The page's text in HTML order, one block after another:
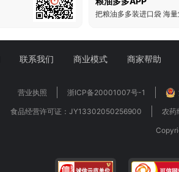
联系我们 商业模式 商家帮助
营业执照 浙ICP备20001007号-1
食品经营许可证：JY13302050256900 农药